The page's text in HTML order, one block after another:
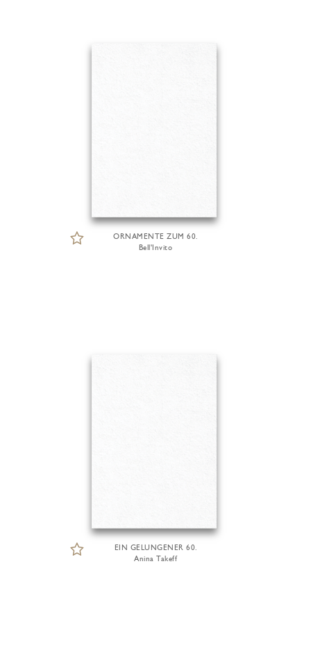
ORNAMENTE ZUM 60.
Bell'Invito
EIN GELUNGENER 60.
Anina Takeff